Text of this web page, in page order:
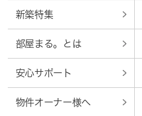
新築特集
部屋まる。とは
安心サポート
物件オーナー様へ